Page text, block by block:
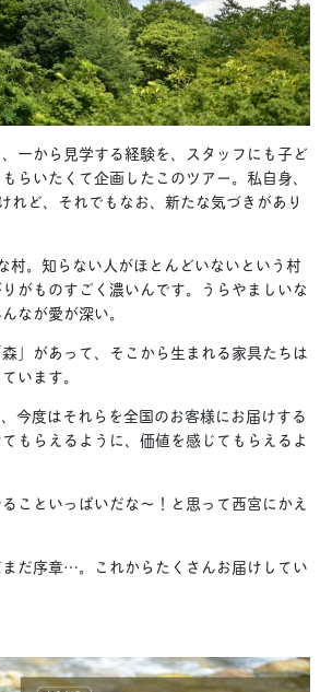
一から見学する経験を、スタッフにも子ど
らいたくて企画したこのツアー。私自身、
れど、それでもなお、新たな気づきがあり
村。知らない人がほとんどいないという村
がものすごく濃いんです。うらやましいな
なが愛が深い。
」があって、そこから生まれる家具たちは
います。
今度はそれらを全国のお客様にお届けする
もらえるように、価値を感じてもらえるよ
こといっぱいだな〜！と思って西宮にかえ
だ序章…。これからたくさんお届けしてい